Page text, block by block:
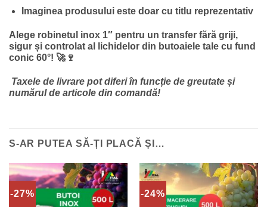
Imaginea produsului este doar cu titlu reprezentativ
Alege robinetul inox 1″ pentru un transfer fără griji,
sigur și controlat al lichidelor din butoaiele tale cu fund
conic 60°! 🚀🍷
Taxele de livrare pot diferi în funcție de greutate și
numărul de articole din comandă!
S-AR PUTEA SĂ-ȚI PLACĂ ȘI…
-27% -24%